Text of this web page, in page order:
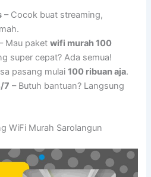
– Cocok buat streaming,
Mau paketwifi murah 100
super cepat? Ada semua!
pasang mulai100 ribuan aja.
7 – Butuh bantuan? Langsung
WiFi Murah Sarolangun